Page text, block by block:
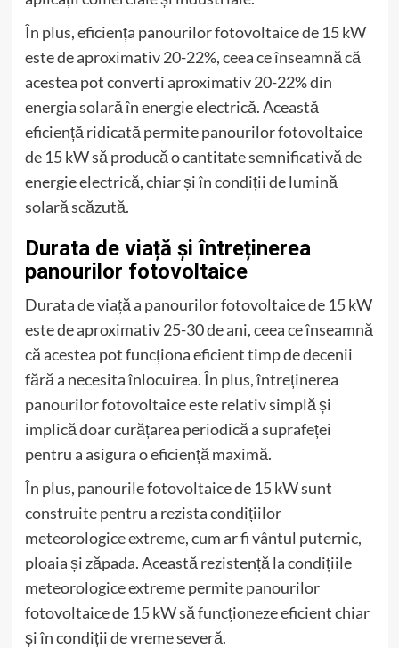
În plus, eficiența panourilor fotovoltaice de 15 kW
este de aproximativ 20-22%, ceea ce înseamnă că
acestea pot converti aproximativ 20-22% din
energia solară în energie electrică. Această
eficiență ridicată permite panourilor fotovoltaice
de 15 kW să producă o cantitate semnificativă de
energie electrică, chiar și în condiții de lumină
solară scăzută.
Durata de viață și întreținerea
panourilor fotovoltaice
Durata de viață a panourilor fotovoltaice de 15 kW
este de aproximativ 25-30 de ani, ceea ce înseamnă
că acestea pot funcționa eficient timp de decenii
fără a necesita înlocuirea. În plus, întreținerea
panourilor fotovoltaice este relativ simplă și
implică doar curățarea periodică a suprafeței
pentru a asigura o eficiență maximă.
În plus, panourile fotovoltaice de 15 kW sunt
construite pentru a rezista condițiilor
meteorologice extreme, cum ar fi vântul puternic,
ploaia și zăpada. Această rezistență la condițiile
meteorologice extreme permite panourilor
fotovoltaice de 15 kW să funcționeze eficient chiar
și în condiții de vreme severă.